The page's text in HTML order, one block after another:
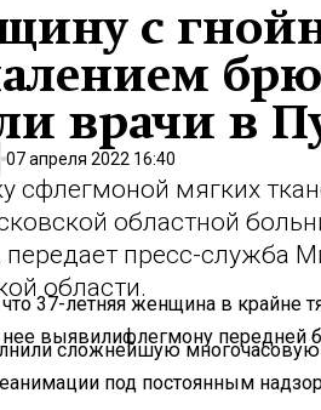
с
врачи в
07 апреля 2022 16:40
сфлегмоной мягких
областной
пресс-служба
области.
что 37-летняя женщина в крайне
выявилифлегмону передней
сложнейшую
под постоянным